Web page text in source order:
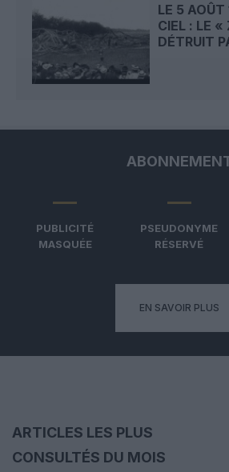
LE 5
CIEL : LE «
DÉTRUIT
PUBLICITÉ
MASQUÉE
PSEUDONYME
RÉSERVÉ
EN SAVOIR PLUS
ARTICLES LES PLUS
CONSULTÉS DU MOIS